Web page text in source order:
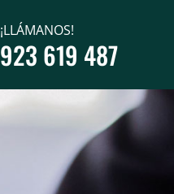
¡LLÁMANOS!
923 619 487